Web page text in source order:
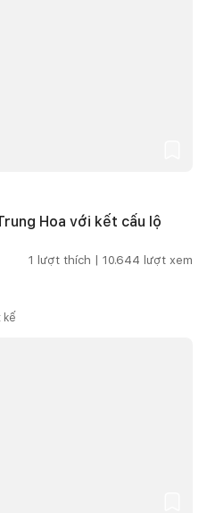
Hoa với kết cấu lộ
1 lượt thích | 10.644 lượt xem
kế